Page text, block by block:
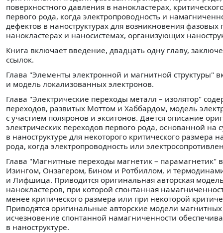
поверхностного давления в нанокластерах,
первого рода, когда электропроводность и
дефектов в наноструктурах для возникновения
нанокластерах и наносистемах, организующих
Книга включает введение, двадцать одну главу,
ссылок.
Глава "Элементы электронной и магнитной структуры"
и модель локализованных электронов.
Глава "Электрические переходы металл – изолятор"
переходов, развитых Моттом и Хаббардом, модель
с участием поляронов и экситонов. Дается описание
электрических переходов первого рода, основанной
в наноструктуре для некоторого критического
рода, когда электропроводность или
Глава "Магнитные переходы магнетик –
Изингом, Онзагером, Бином и Ротбиллом, и
и Лифшица. Приводится оригинальная авторская
нанокластеров, при которой спонтанная
менее критического размера или при некоторой
Приводятся оригинальные авторские модели
исчезновение спонтанной намагниченности
в наноструктуре.